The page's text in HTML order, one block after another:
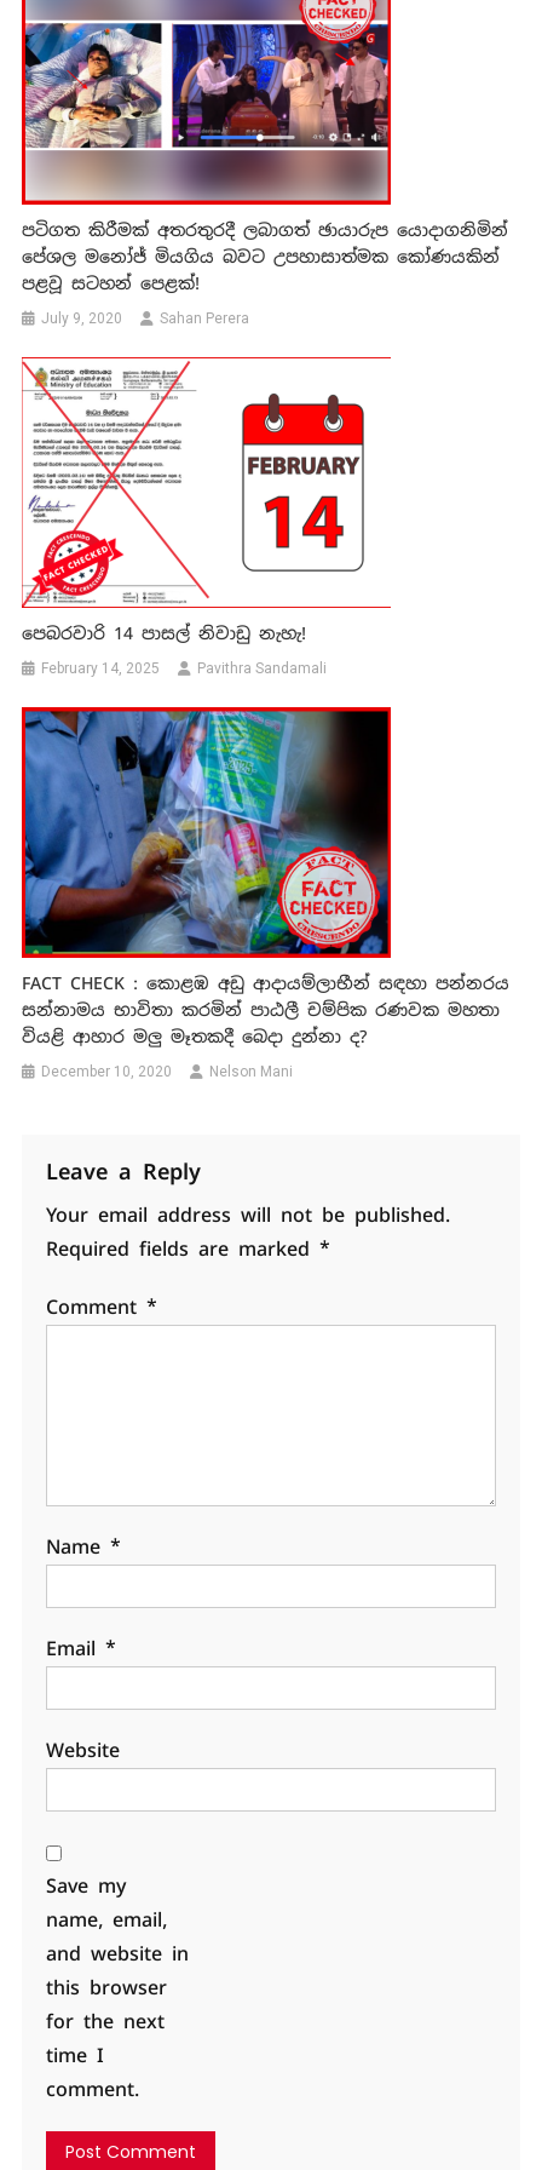
පටිගත කිරීමක් අතරතුරදී ලබාගත් ඡායාරුප යොදාගනිමින්
පේශල මනෝජ් මියගිය බවට උපහාසාත්මක කෝණයකින්
පළවූ සටහන් පෙළක්!
July 9, 2020 Sahan Perera
පෙබරවාරි 14 පාසල් නිවාඩු නැහැ!
February 14, 2025 Pavithra Sandamali
FACT CHECK : කොළඹ අඩු ආදායම්ලාභීන් සඳහා පන්නරය
සන්නාමය භාවිතා කරමින් පාඨලී චම්පික රණවක මහතා
වියළි ආහාර මලු මෑතකදී බෙදා දුන්නා ද?
December 10, 2020 Nelson Mani
Leave a Reply
Your email address will not be published.
Required fields are marked *
Comment *
Name *
Email *
Website
Save my
name, email,
and website in
this browser
for the next
time I
comment.